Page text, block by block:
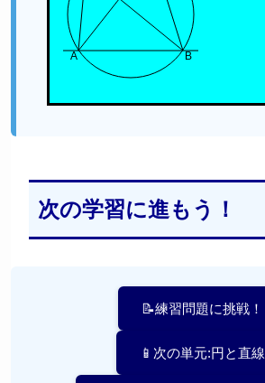
A B
次の学習に進もう！
📝練習問題に挑戦！
📱次の単元:円と直線